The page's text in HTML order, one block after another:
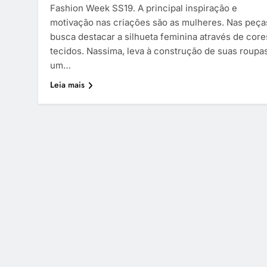
Fashion Week SS19. A principal inspiração e
motivação nas criações são as mulheres. Nas
busca destacar a silhueta feminina através de
tecidos. Nassima, leva à construção de suas
um…
Leia mais